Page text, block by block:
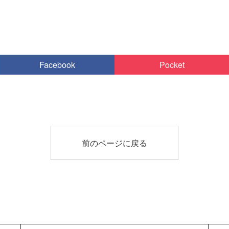
Facebook Pocket
前のページに戻る